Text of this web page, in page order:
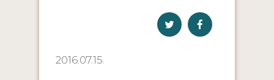
2016.07.15.